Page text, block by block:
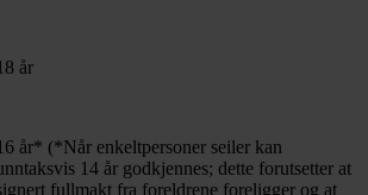
år
år* (*Når enkeltpersoner seiler kan
14 år godkjennes; dette forutsetter at
fullmakt fra foreldrene foreligger og at